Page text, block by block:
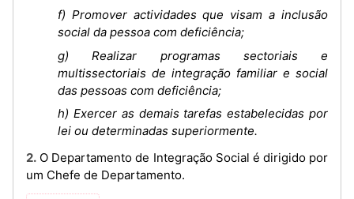
f) Promover actividades que visam a inclusão
social da pessoa com deficiência;
g) Realizar programas sectoriais e
multissectoriais de integração familiar e social
das pessoas com deficiência;
h) Exercer as demais tarefas estabelecidas por
lei ou determinadas superiormente.
2. O Departamento de Integração Social é dirigido por
um Chefe de Departamento.